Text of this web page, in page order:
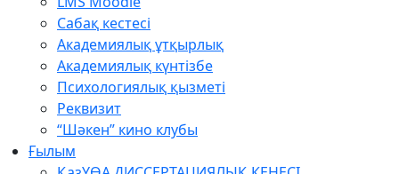
Сабақ кестесі
Академиялық ұтқырлық
Академиялық күнтізбе
Психологиялық қызметі
Реквизит
“Шәкен” кино клубы
Ғылым